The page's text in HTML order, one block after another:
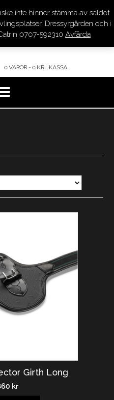
– SERVICE
0 VAROR - 0 KR KASSA
Girth Long
kr
inte hinner stämma av saldot
Dressyrgården och i
0707-592310 Avfärda